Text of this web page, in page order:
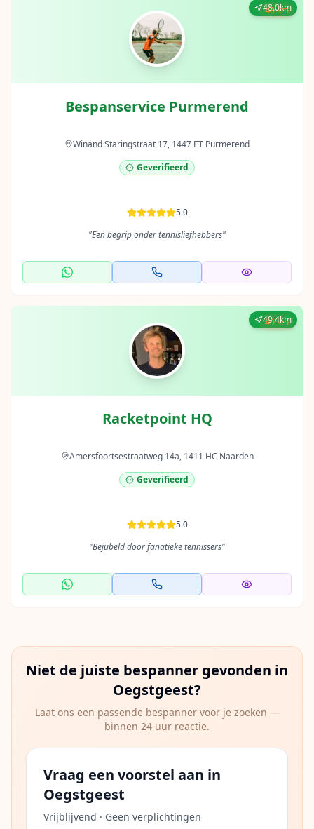
48.0km
Bespanservice Purmerend
Winand Staringstraat 17, 1447 ET Purmerend
Geverifieerd
5.0
"Een begrip onder tennisliefhebbers"
48 km
49.4km
Racketpoint HQ
Amersfoortsestraatweg 14a, 1411 HC Naarden
Geverifieerd
5.0
"Bejubeld door fanatieke tennissers"
49 km
Niet de juiste bespanner gevonden in
Oegstgeest?
Laat ons een passende bespanner voor je zoeken —
binnen 24 uur reactie.
Vraag een voorstel aan in
Oegstgeest
Vrijblijvend · Geen verplichtingen